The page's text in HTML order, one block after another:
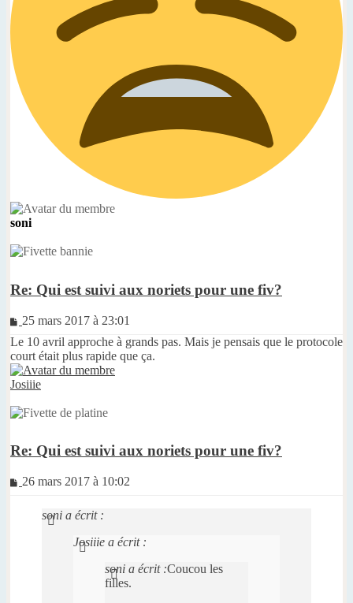
soni
Re: Qui est suivi aux noriets pour une fiv?
Message
lu
25 mars 2017 à 23:01
Le 10 avril approche à grands pas. Mais je pensais que le protocole
court était plus rapide que ça.
Josiiie
Re: Qui est suivi aux noriets pour une fiv?
Message
26 mars 2017 à 10:02
soni a écrit :
Josiiie a écrit :
soni a écrit :Coucou les
filles.